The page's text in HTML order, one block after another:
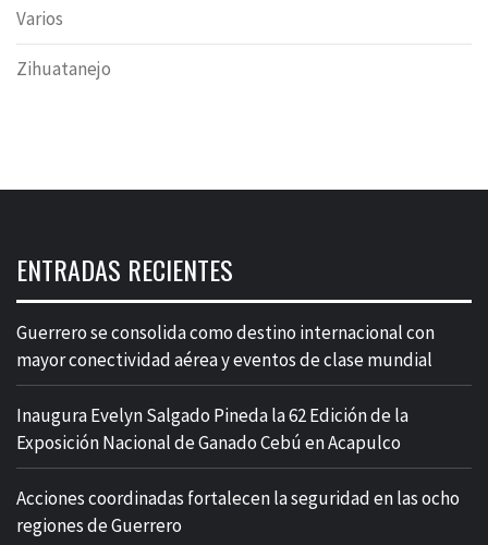
Varios
Zihuatanejo
ENTRADAS RECIENTES
Guerrero se consolida como destino internacional con
mayor conectividad aérea y eventos de clase mundial
Inaugura Evelyn Salgado Pineda la 62 Edición de la
Exposición Nacional de Ganado Cebú en Acapulco
Acciones coordinadas fortalecen la seguridad en las ocho
regiones de Guerrero